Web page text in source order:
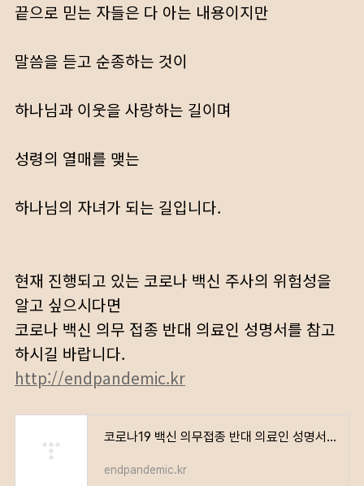
끝으로 믿는 자들은 다 아는 내용이지만
말씀을 듣고 순종하는 것이
하나님과 이웃을 사랑하는 길이며
성령의 열매를 맺는
하나님의 자녀가 되는 길입니다.
현재 진행되고 있는 코로나 백신 주사의 위험성을
알고 싶으시다면
코로나 백신 의무 접종 반대 의료인 성명서를 참고
하시길 바랍니다.
http://endpandemic.kr
코로나19 백신 의무접종 반대 의료인 성명서 – 전국민 서명 운동
endpandemic.kr